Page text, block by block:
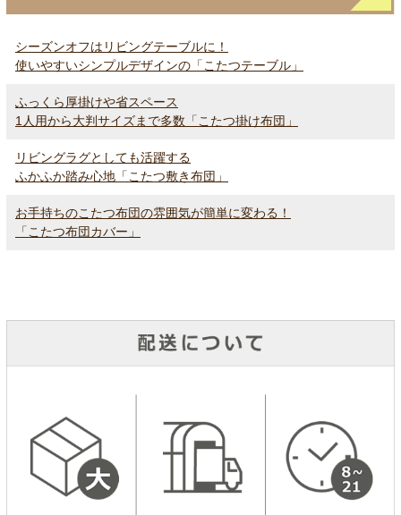
シーズンオフはリビングテーブルに！
使いやすいシンプルデザインの「こたつテーブル」
ふっくら厚掛けや省スペース
1人用から大判サイズまで多数「こたつ掛け布団」
リビングラグとしても活躍する
ふかふか踏み心地「こたつ敷き布団」
お手持ちのこたつ布団の雰囲気が簡単に変わる！
「こたつ布団カバー」